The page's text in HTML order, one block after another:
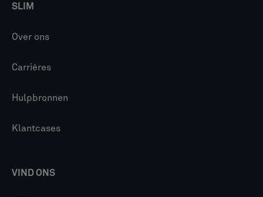
SLIM
Over ons
Carrières
Hulpbronnen
Klantcases
VIND ONS